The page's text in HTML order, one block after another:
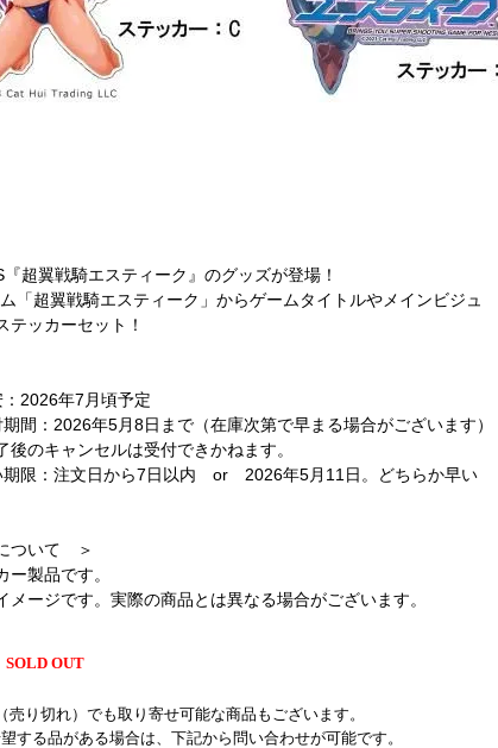
超翼戦騎エスティーク』のグッズが登場！
「超翼戦騎エスティーク」からゲームタイトルやメインビジュ
テッカーセット！
2026年7月頃予定
間：2026年5月8日まで（在庫次第で早まる場合がございます）
後のキャンセルは受付できかねます。
期限：注文日から7日以内 or 2026年5月11日。どちらか早い
ついて ＞
ー製品です。
メージです。実際の商品とは異なる場合がございます。
SOLD OUT
り切れ）でも取り寄せ可能な商品もございます。
する品がある場合は、下記から問い合わせが可能です。